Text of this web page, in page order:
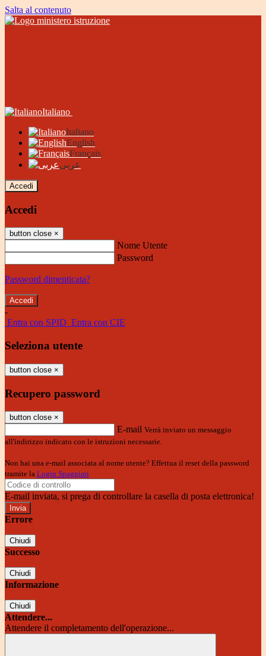
Salta al contenuto
Italiano
Italiano
English
Français
عربى
Accedi
Accedi
button close ×
Nome Utente
Password
Password dimenticata?
-
Entra con SPID Entra con CIE
Seleziona utente
button close ×
Recupero password
button close ×
E-mail Verrà inviato un messaggio
all'indirizzo indicato con le istruzioni necessarie.
Non hai una e-mail associata al nome utente? Effettua il reset della password
tramite la Login Spaggiari
E-mail inviata, si prega di controllare la casella di posta elettronica!
Errore
Chiudi
Successo
Chiudi
Informazione
Chiudi
Attendere...
Attendere il completamento dell'operazione...